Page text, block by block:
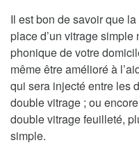
Il est bon de savoir que
place d’un vitrage
phonique de votre
même être amélioré à
qui sera injecté entre les
double vitrage ; ou
double vitrage feuilleté,
simple.